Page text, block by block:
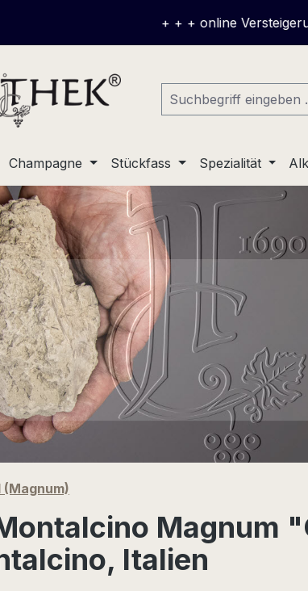
+ + + online Versteigerungs-Wochen
Champagne Stückfass Spezialität
(Magnum)
Magnum
Italien